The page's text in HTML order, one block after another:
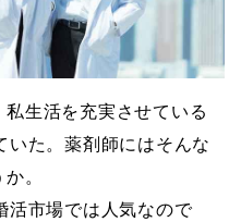
生活を充実させている
いた。薬剤師にはそんな
。
活市場では人気なので